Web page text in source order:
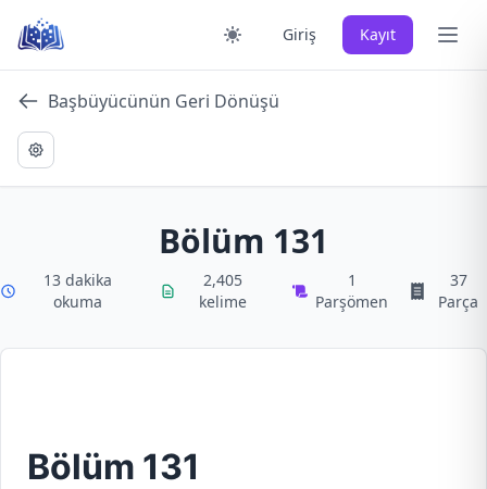
content
Giriş Kayıt Ana
Başbüyücünün Geri Dönüşü
Bölüm 131
13 dakika
okuma
2,405
kelime
1
Parşömen
37
Parça
Bölüm 131